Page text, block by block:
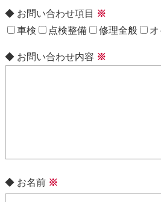
◆ お問い合わせ項目 ※
車検
点検整備 修理全般
◆ お問い合わせ内容 ※
◆ お名前 ※